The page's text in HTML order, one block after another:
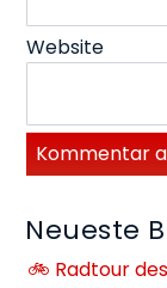
Website
Neueste
🚲 Radtour